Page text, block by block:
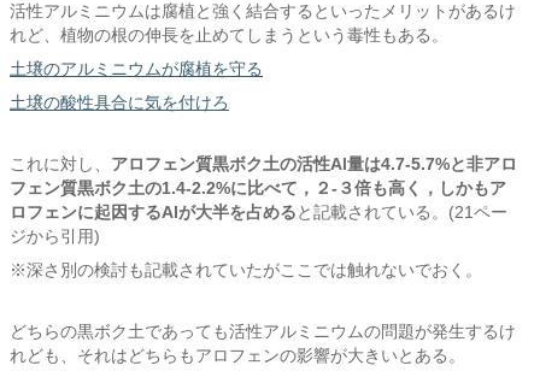
活性アルミニウムは腐植と強く結合するといったメリットがあるけ
れど、植物の根の伸長を止めてしまうという毒性もある。
土壌のアルミニウムが腐植を守る
土壌の酸性具合に気を付けろ
これに対し、 アロフェン質黒ボク土の活性Al量は4.7-5.7%と非アロ
フェン質黒ボク土の1.4-2.2%に比べて，２-３倍も高く，しかもア
ロフェンに起因するAlが大半を占めると記載されている。(21ペー
ジから引用)
※深さ別の検討も記載されていたがここでは触れないでおく。
どちらの黒ボク土であっても活性アルミニウムの問題が発生するけ
れども、それはどちらもアロフェンの影響が大きいとある。